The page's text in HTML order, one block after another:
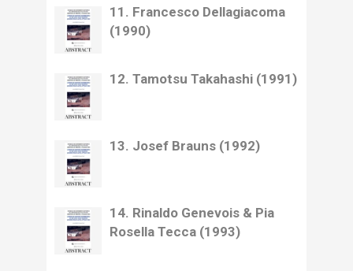
11. Francesco Dellagiacoma
(1990)
12. Tamotsu Takahashi (1991)
13. Josef Brauns (1992)
14. Rinaldo Genevois & Pia
Rosella Tecca (1993)